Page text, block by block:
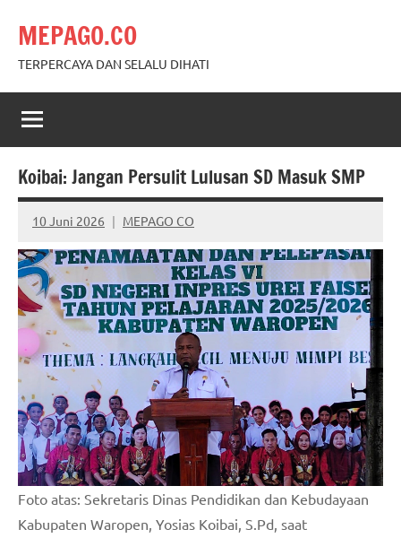
content
MEPAGO.CO
TERPERCAYA DAN SELALU DIHATI
Koibai: Jangan Persulit Lulusan SD Masuk SMP
10 Juni 2026 MEPAGO CO
No
comments
Foto atas: Sekretaris Dinas Pendidikan dan Kebudayaan
Kabupaten Waropen, Yosias Koibai, S.Pd, saat